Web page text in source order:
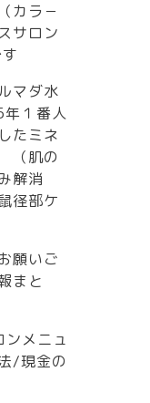
カラ－
サロン
マダ水
１番人
たミネ
（肌の
解消
径部ケ
願いご
まと
メニュ
/現金の